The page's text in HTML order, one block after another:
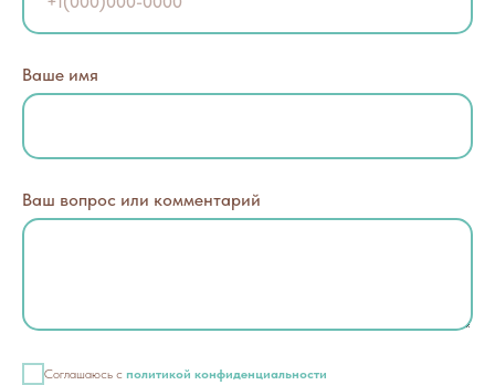
Ваше имя
Ваш вопрос или комментарий
Соглашаюсь с политикой конфиденциальности